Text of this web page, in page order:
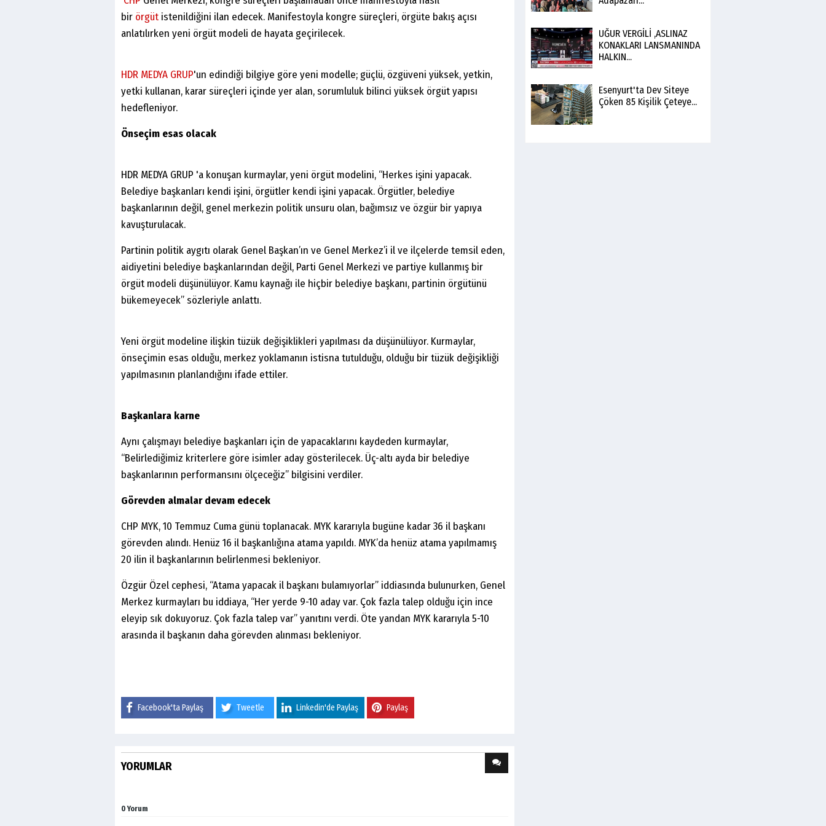
bir örgüt istenildiğini ilan edecek. Manifestoyla kongre süreçleri, örgüte bakış açısı
anlatılırken yeni örgüt modeli de hayata geçirilecek.
HDR MEDYA GRUP'un edindiği bilgiye göre yeni modelle; güçlü, özgüveni yüksek, yetkin,
yetki kullanan, karar süreçleri içinde yer alan, sorumluluk bilinci yüksek örgüt yapısı
hedefleniyor.
Önseçim esas olacak
HDR MEDYA GRUP 'a konuşan kurmaylar, yeni örgüt modelini, “Herkes işini yapacak.
Belediye başkanları kendi işini, örgütler kendi işini yapacak. Örgütler, belediye
başkanlarının değil, genel merkezin politik unsuru olan, bağımsız ve özgür bir yapıya
kavuşturulacak.
Partinin politik aygıtı olarak Genel Başkan’ın ve Genel Merkez’i il ve ilçelerde temsil eden,
aidiyetini belediye başkanlarından değil, Parti Genel Merkezi ve partiye kullanmış bir
örgüt modeli düşünülüyor. Kamu kaynağı ile hiçbir belediye başkanı, partinin örgütünü
bükemeyecek” sözleriyle anlattı.
Yeni örgüt modeline ilişkin tüzük değişiklikleri yapılması da düşünülüyor. Kurmaylar,
önseçimin esas olduğu, merkez yoklamanın istisna tutulduğu, olduğu bir tüzük değişikliği
yapılmasının planlandığını ifade ettiler.
Başkanlara karne
Aynı çalışmayı belediye başkanları için de yapacaklarını kaydeden kurmaylar,
“Belirlediğimiz kriterlere göre isimler aday gösterilecek. Üç-altı ayda bir belediye
başkanlarının performansını ölçeceğiz” bilgisini verdiler.
Görevden almalar devam edecek
CHP MYK, 10 Temmuz Cuma günü toplanacak. MYK kararıyla bugüne kadar 36 il başkanı
görevden alındı. Henüz 16 il başkanlığına atama yapıldı. MYK’da henüz atama yapılmamış
20 ilin il başkanlarının belirlenmesi bekleniyor.
Özgür Özel cephesi, “Atama yapacak il başkanı bulamıyorlar” iddiasında bulunurken, Genel
Merkez kurmayları bu iddiaya, “Her yerde 9-10 aday var. Çok fazla talep olduğu için ince
eleyip sık dokuyoruz. Çok fazla talep var” yanıtını verdi. Öte yandan MYK kararıyla 5-10
arasında il başkanın daha görevden alınması bekleniyor.
Facebook'ta Paylaş Tweetle Linkedin'de Paylaş Paylaş
YORUMLAR
0 Yorum
UĞUR VERGİLİ ,ASLINAZ
KONAKLARI LANSMANINDA
HALKIN...
Esenyurt'ta Dev Siteye
Çöken 85 Kişilik Çeteye...